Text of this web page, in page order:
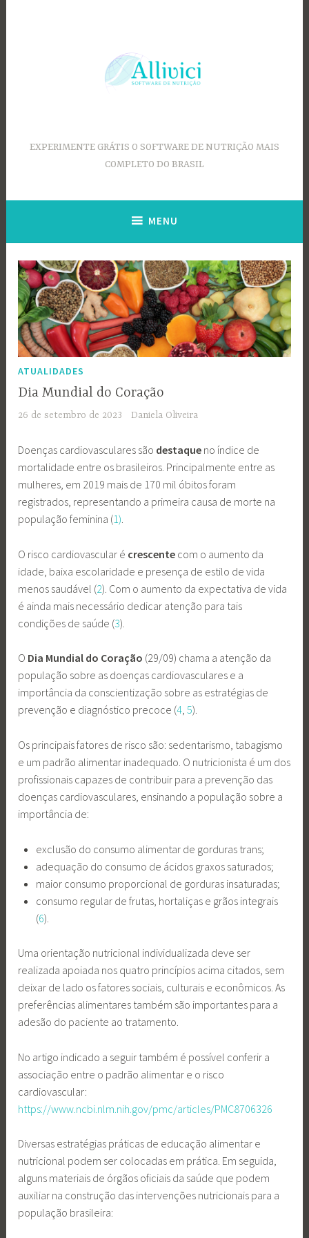
EXPERIMENTE GRÁTIS O SOFTWARE DE NUTRIÇÃO MAIS
COMPLETO DO BRASIL
MENU
ATUALIDADES
Dia Mundial do Coração
26 de setembro de 2023 Daniela Oliveira
Doenças cardiovasculares são destaque no índice de
mortalidade entre os brasileiros. Principalmente entre as
mulheres, em 2019 mais de 170 mil óbitos foram
registrados, representando a primeira causa de morte na
população feminina (1).
O risco cardiovascular é crescente com o aumento da
idade, baixa escolaridade e presença de estilo de vida
menos saudável (2). Com o aumento da expectativa de vida
é ainda mais necessário dedicar atenção para tais
condições de saúde (3).
O Dia Mundial do Coração (29/09) chama a atenção da
população sobre as doenças cardiovasculares e a
importância da conscientização sobre as estratégias de
prevenção e diagnóstico precoce (4,5).
Os principais fatores de risco são: sedentarismo, tabagismo
e um padrão alimentar inadequado. O nutricionista é um dos
profissionais capazes de contribuir para a prevenção das
doenças cardiovasculares, ensinando a população sobre a
importância de:
exclusão do consumo alimentar de gorduras trans;
adequação do consumo de ácidos graxos saturados;
maior consumo proporcional de gorduras insaturadas;
consumo regular de frutas, hortaliças e grãos integrais
(6).
Uma orientação nutricional individualizada deve ser
realizada apoiada nos quatro princípios acima citados, sem
deixar de lado os fatores sociais, culturais e econômicos. As
preferências alimentares também são importantes para a
adesão do paciente ao tratamento.
No artigo indicado a seguir também é possível conferir a
associação entre o padrão alimentar e o risco
cardiovascular:
https://www.ncbi.nlm.nih.gov/pmc/articles/PMC8706326
Diversas estratégias práticas de educação alimentar e
nutricional podem ser colocadas em prática. Em seguida,
alguns materiais de órgãos oficiais da saúde que podem
auxiliar na construção das intervenções nutricionais para a
população brasileira: